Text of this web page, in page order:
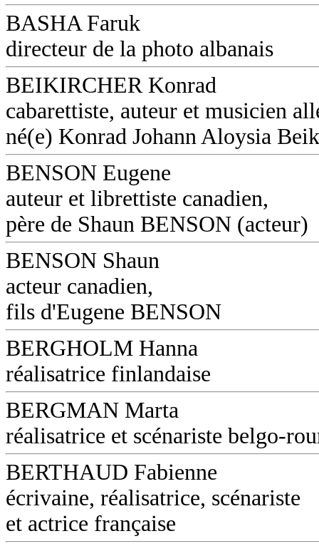
BASHA Faruk
directeur de la photo albanais
BEIKIRCHER Konrad
cabarettiste, auteur et musicien
né(e) Konrad Johann Aloysia
BENSON Eugene
auteur et librettiste canadien,
père de Shaun BENSON (acteur)
BENSON Shaun
acteur canadien,
fils d'Eugene BENSON
BERGHOLM Hanna
réalisatrice finlandaise
BERGMAN Marta
réalisatrice et scénariste belgo-
BERTHAUD Fabienne
écrivaine, réalisatrice, scénariste
et actrice française